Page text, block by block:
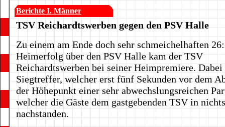
Berichte I. Männer
TSV Reichardtswerben gegen den PSV Halle
Zu einem am Ende doch sehr schmeichelhaften
Heimerfolg über den PSV Halle kam der TSV
Reichardtswerben bei seiner Heimpremiere. Dabei
Siegtreffer, welcher erst fünf Sekunden vor dem
der Höhepunkt einer sehr abwechslungsreichen
welcher die Gäste dem gastgebenden TSV in nichts
nachstanden.